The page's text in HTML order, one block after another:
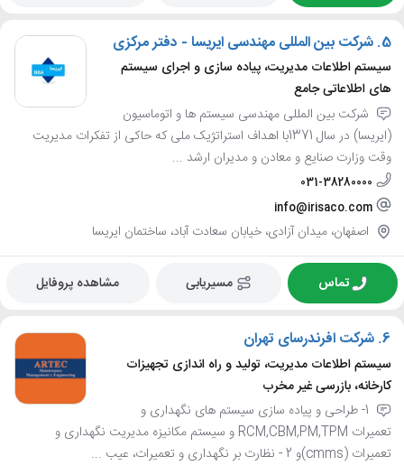
5. شرکت بین المللی مهندسی ایریسا - دفتر مرکزی
سیستم اطلاعات مدیریت، پیاده سازی و اجرای سیستم
های اطلاعاتی جامع
شرکت بین المللی مهندسی سیستم ها و اتوماسیون
(ایریسا) در سال 1371با اهداف استراتژیک ملی که حاکی از تفکرات مدیریت
وقت وزارت صنایع و معادن و مدیران ارشد ...
031-38280000
info@irisaco.com
اصفهان، میدان آزادی، خیابان سعادت آباد، ساختمان ایریسا
تماس مسیریابی مشاهده پروفایل
6. شرکت افرندرسای تهران
سیستم اطلاعات مدیریت، تولید و راه اندازی تجهیزات
کارخانه، بازرسی غیر مخرب
1- طراحی و پیاده سازی سیستم های نگهداری و
تعمیرات RCM,CBM,PM,TPM و سیستم مکانیزه مدیریت نگهداری و
تعمیرات (cmms)و 2 - نظارت بر نگهداری و تعمیرات، عیب ...